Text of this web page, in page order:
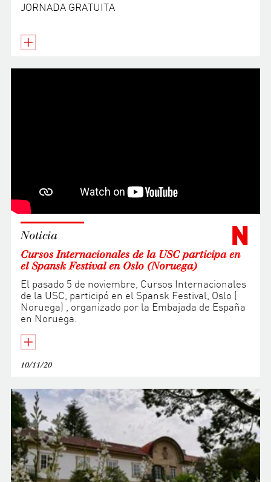
JORNADA GRATUITA
N
Noticia
Cursos Internacionales de la USC participa en
el Spansk Festival en Oslo (Noruega)
El pasado 5 de noviembre, Cursos Internacionales
de la USC, participó en el Spansk Festival, Oslo (
Noruega) , organizado por la Embajada de España
en Noruega.
10/11/20